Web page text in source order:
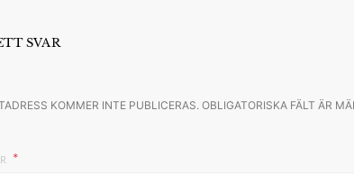
SVAR
KOMMER INTE PUBLICERAS. OBLIGATORISKA FÄLT ÄR